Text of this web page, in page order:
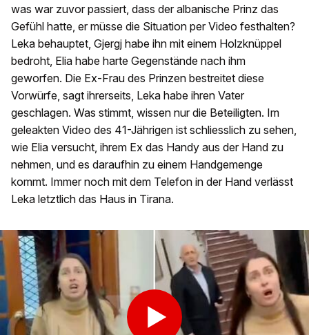
was war zuvor passiert, dass der albanische Prinz das
Gefühl hatte, er müsse die Situation per Video festhalten?
Leka behauptet, Gjergj habe ihn mit einem Holzknüppel
bedroht, Elia habe harte Gegenstände nach ihm
geworfen. Die Ex-Frau des Prinzen bestreitet diese
Vorwürfe, sagt ihrerseits, Leka habe ihren Vater
geschlagen. Was stimmt, wissen nur die Beteiligten. Im
geleakten Video des 41-Jährigen ist schliesslich zu sehen,
wie Elia versucht, ihrem Ex das Handy aus der Hand zu
nehmen, und es daraufhin zu einem Handgemenge
kommt. Immer noch mit dem Telefon in der Hand verlässt
Leka letztlich das Haus in Tirana.